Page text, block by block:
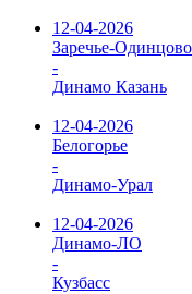
12-04-2026
Заречье-Одинцово
-
Динамо Казань
12-04-2026
Белогорье
-
Динамо-Урал
12-04-2026
Динамо-ЛО
-
Кузбасс